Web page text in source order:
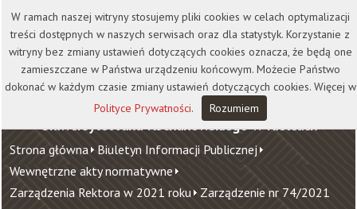
Kontakt Biblioteka
Wydawnictwo
Wirtualna Uczelnia
Uniwersytet Jana Kochanowskiego w Kielcach
Strona główna Biuletyn Informacji Publicznej
Wewnętrzne akty normatywne
Zarządzenia Rektora w 2021 roku Zarządzenie nr 74/2021
W ramach naszej witryny stosujemy pliki cookies w celach optymalizacji
treści dostępnych w naszych serwisach oraz dla statystyk. Korzystanie z
witryny bez zmiany ustawień dotyczących cookies oznacza, że będą one
zamieszczane w Państwa urządzeniu końcowym. Możecie Państwo
dokonać w każdym czasie zmiany ustawień dotyczących cookies. Więcej w
Polityce Prywatności. Rozumiem